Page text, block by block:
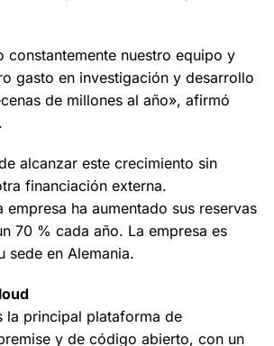
constantemente nuestro equipo y
gasto en investigación y desarrollo
de millones al año», afirmó
alcanzar este crecimiento sin
financiación externa.
empresa ha aumentado sus reservas
70 % cada año. La empresa es
sede en Alemania.
la principal plataforma de
y de código abierto, con un